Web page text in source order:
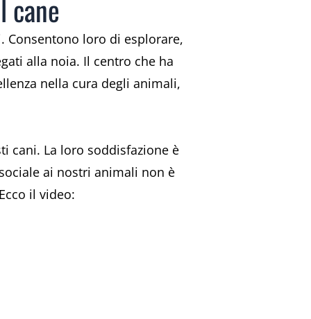
cane
Consentono loro di esplorare,
alla noia. Il centro che ha
nella cura degli animali,
cani. La loro soddisfazione è
ai nostri animali non è
il video: